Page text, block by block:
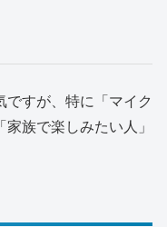
すが、特に「マイク
族で楽しみたい人」